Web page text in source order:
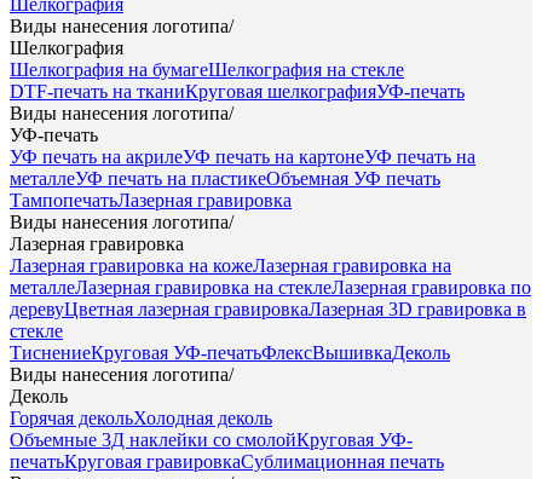
Шелкография
Виды нанесения логотипа/
Шелкография
Шелкография на бумагеШелкография на стекле
DTF-печать на тканиКруговая шелкографияУФ-печать
Виды нанесения логотипа/
УФ-печать
УФ печать на акрилеУФ печать на картонеУФ печать на
металлеУФ печать на пластикеОбъемная УФ печать
ТампопечатьЛазерная гравировка
Виды нанесения логотипа/
Лазерная гравировка
Лазерная гравировка на кожеЛазерная гравировка на
металлеЛазерная гравировка на стеклеЛазерная гравировка по
деревуЦветная лазерная гравировкаЛазерная 3D гравировка в
стекле
ТиснениеКруговая УФ-печатьФлексВышивкаДеколь
Виды нанесения логотипа/
Деколь
Горячая декольХолодная деколь
Объемные 3Д наклейки со смолойКруговая УФ-
печатьКруговая гравировкаСублимационная печать